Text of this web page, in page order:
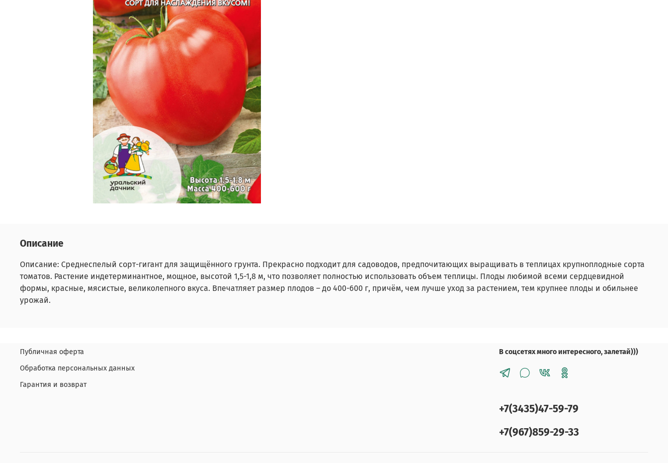
Описание
Описание: Среднеспелый сорт-гигант для защищённого грунта. Прекрасно подходит для садоводов, предпочитающих выращивать в теплицах крупноплодные сорта
томатов. Растение индетерминантное, мощное, высотой 1,5-1,8 м, что позволяет полностью использовать объем теплицы. Плоды любимой всеми сердцевидной
формы, красные, мясистые, великолепного вкуса. Впечатляет размер плодов – до 400-600 г, причём, чем лучше уход за растением, тем крупнее плоды и обильнее
урожай.
Публичная оферта
Обработка персональных данных
Гарантия и возврат
В соцсетях много интересного, залетай)))
+7(3435)47-59-79
+7(967)859-29-33